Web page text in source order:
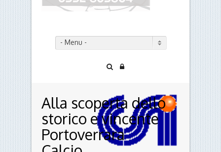
- Menu -
Alla scoperta dello
storico e vincente
Portoverrara